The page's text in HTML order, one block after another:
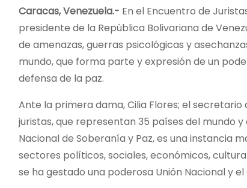
Caracas, Venezuela.- En el Encuentro de
presidente de la República Bolivariana de
de amenazas, guerras psicológicas y
mundo, que forma parte y expresión de un
defensa de la paz.
Ante la primera dama, Cilia Flores; el secretario
juristas, que representan 35 países del mundo
Nacional de Soberanía y Paz, es una instancia
sectores políticos, sociales, económicos,
se ha gestado una poderosa Unión Nacional y